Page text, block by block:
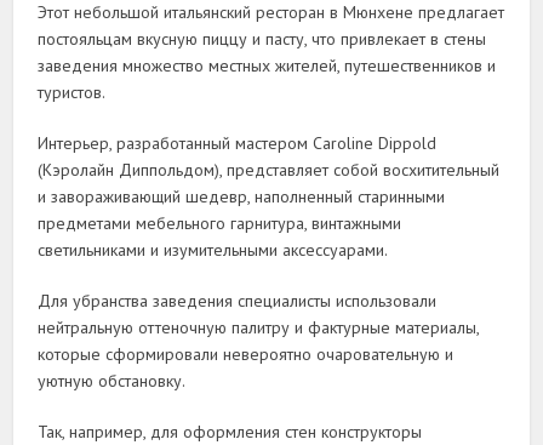
Этот небольшой итальянский ресторан в Мюнхене предлагает
постояльцам вкусную пиццу и пасту, что привлекает в стены
заведения множество местных жителей, путешественников и
туристов.
Интерьер, разработанный мастером Caroline Dippold
(Кэролайн Диппольдом), представляет собой восхитительный
и завораживающий шедевр, наполненный старинными
предметами мебельного гарнитура, винтажными
светильниками и изумительными аксессуарами.
Для убранства заведения специалисты использовали
нейтральную оттеночную палитру и фактурные материалы,
которые сформировали невероятно очаровательную и
уютную обстановку.
Так, например, для оформления стен конструкторы